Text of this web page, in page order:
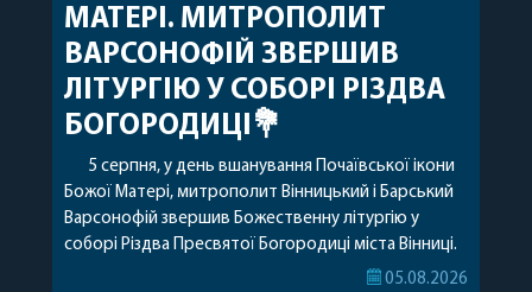
МАТЕРІ. МИТРОПОЛИТ
ВАРСОНОФІЙ ЗВЕРШИВ
ЛІТУРГІЮ У СОБОРІ РІЗДВА
БОГОРОДИЦІ💐
5 серпня, у день вшанування Почаївської ікони
Божої Матері, митрополит Вінницький і Барський
Варсонофій звершив Божественну літургію у
соборі Різдва Пресвятої Богородиці міста Вінниці.
Його Високопреосвященству співслужили05.08.2026